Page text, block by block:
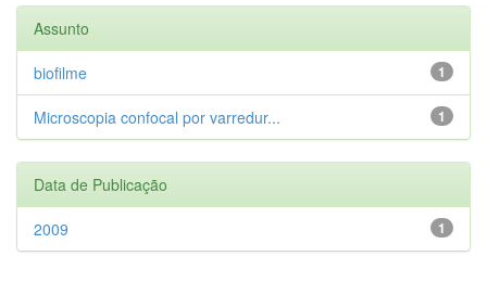
Assunto
1
biofilme
1
Microscopia confocal por varredur...
Data de Publicação
1
2009